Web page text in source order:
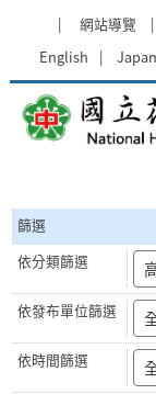
網站導覽
English
高中優質
篩選